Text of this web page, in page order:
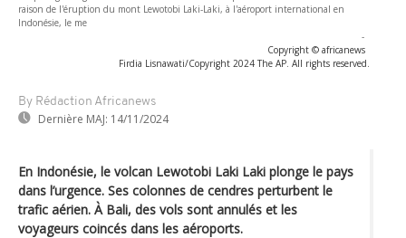
raison de l'éruption du mont Lewotobi Laki-Laki, à l'aéroport international en
Indonésie, le me
-
Copyright © africanews
Firdia Lisnawati/Copyright 2024 The AP. All rights reserved.
By Rédaction Africanews
Dernière MAJ: 14/11/2024
En Indonésie, le volcan Lewotobi Laki Laki plonge le pays
dans l’urgence. Ses colonnes de cendres perturbent le
trafic aérien. À Bali, des vols sont annulés et les
voyageurs coincés dans les aéroports.